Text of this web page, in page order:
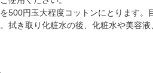
500円玉大程度コットンにとります。
拭き取り化粧水の後、化粧水や美容液